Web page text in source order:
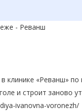
- Реванш
клинике «Реванш»
и строит заново
ivanovna-voronezh/